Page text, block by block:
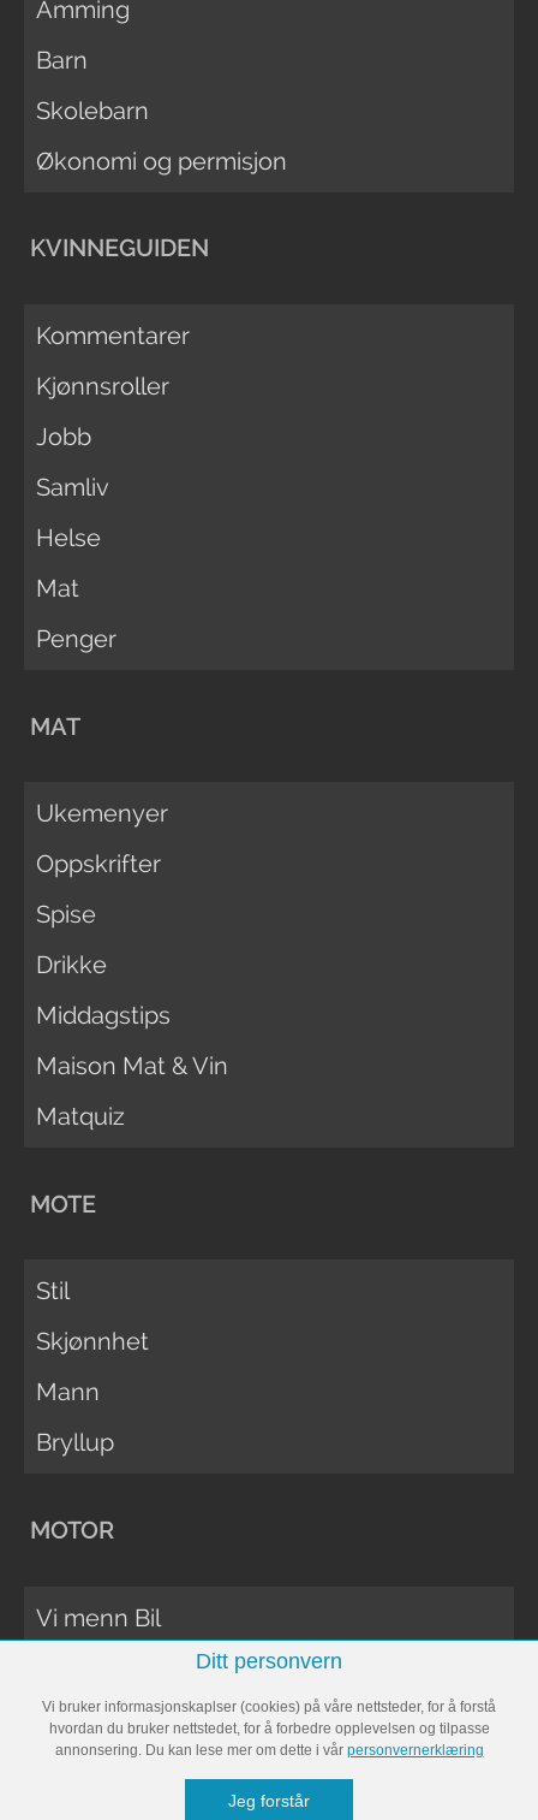
Amming
Barn
Skolebarn
Økonomi og permisjon
KVINNEGUIDEN
Kommentarer
Kjønnsroller
Jobb
Samliv
Helse
Mat
Penger
MAT
Ukemenyer
Oppskrifter
Spise
Drikke
Middagstips
Maison Mat & Vin
Matquiz
MOTE
Stil
Skjønnhet
Mann
Bryllup
MOTOR
Vi menn Bil
Vi Menn Båt
Ditt personvern
Vi bruker informasjonskaplser (cookies) på våre nettsteder, for å forstå
hvordan du bruker nettstedet, for å forbedre opplevelsen og tilpasse
annonsering. Du kan lese mer om dette i vår personvernerklæring
Jeg forstår